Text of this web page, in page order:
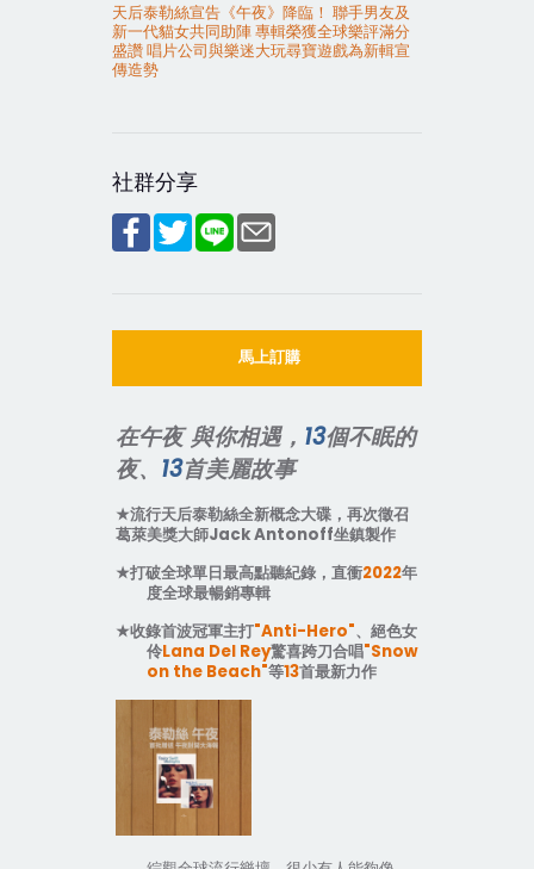
天后泰勒絲宣告《午夜》降臨！ 聯手男友及
新一代貓女共同助陣 專輯榮獲全球樂評滿分
盛讚 唱片公司與樂迷大玩尋寶遊戲為新輯宣
傳造勢
社群分享
馬上訂購
在午夜 與你相遇， 13個不眠的
夜、 13首美麗故事
★流行天后泰勒絲全新概念大碟，再次徵召
葛萊美獎大師Jack Antonoff坐鎮製作
★打破全球單日最高點聽紀錄，直衝2022年
度全球最暢銷專輯
★收錄首波冠軍主打"Anti-Hero"、絕色女
伶Lana Del Rey驚喜跨刀合唱"Snow
on the Beach"等13首最新力作